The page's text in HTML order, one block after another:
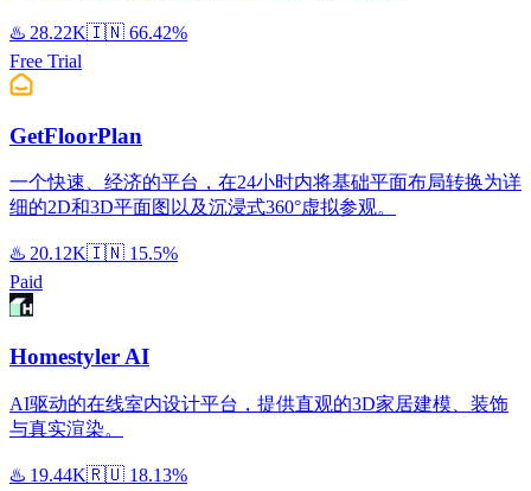
♨️ 28.22K🇮🇳 66.42%
Free Trial
GetFloorPlan
一个快速、经济的平台，在24小时内将基础平面布局转换为详
细的2D和3D平面图以及沉浸式360°虚拟参观。
♨️ 20.12K🇮🇳 15.5%
Paid
Homestyler AI
AI驱动的在线室内设计平台，提供直观的3D家居建模、装饰
与真实渲染。
♨️ 19.44K🇷🇺 18.13%